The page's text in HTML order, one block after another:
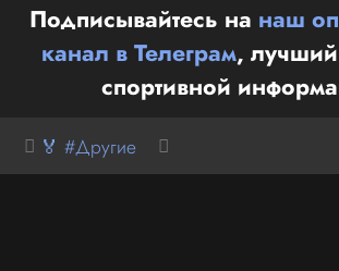
Подписывайтесь на наш
канал в Телеграм,
спортивной
🏅 #Другие